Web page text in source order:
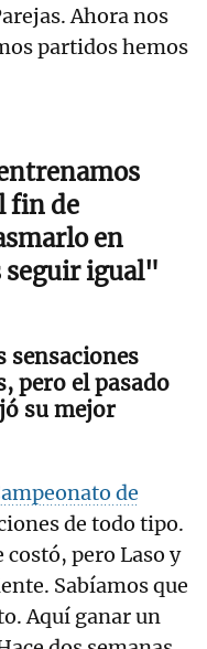
Ahora nos
partidos hemos
fin de
en
seguir igual"
sensaciones
pero el pasado
su mejor
de
de todo tipo.
pero Laso y
Sabíamos que
Aquí ganar un